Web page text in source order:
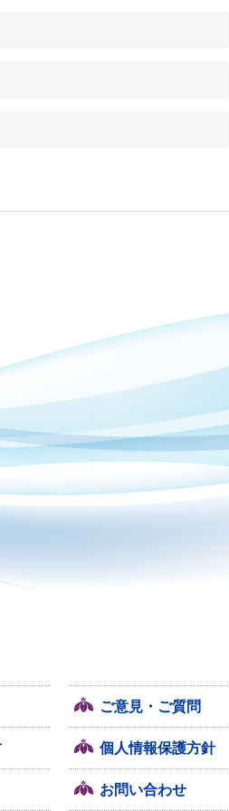
ご意見・ご質問
個人情報保護方針
お問い合わせ